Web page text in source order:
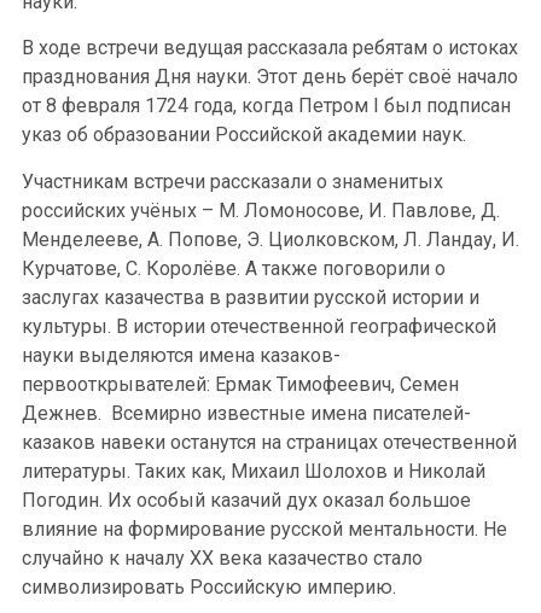
В ходе встречи ведущая рассказала ребятам о истоках
празднования Дня науки. Этот день берёт своё начало
от 8 февраля 1724 года, когда Петром I был подписан
указ об образовании Российской академии наук.
Участникам встречи рассказали о знаменитых
российских учёных – М. Ломоносове, И. Павлове, Д.
Менделееве, А. Попове, Э. Циолковском, Л. Ландау, И.
Курчатове, С. Королёве. А также поговорили о
заслугах казачества в развитии русской истории и
культуры. В истории отечественной географической
науки выделяются имена казаков-
первооткрывателей: Ермак Тимофеевич, Семен
Дежнев. Всемирно известные имена писателей-
казаков навеки останутся на страницах отечественной
литературы. Таких как, Михаил Шолохов и Николай
Погодин. Их особый казачий дух оказал большое
влияние на формирование русской ментальности. Не
случайно к началу ХХ века казачество стало
символизировать Российскую империю.